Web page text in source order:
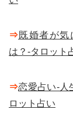
⇒既婚者が
は？-タロット
⇒恋愛占い-人
ロット占い